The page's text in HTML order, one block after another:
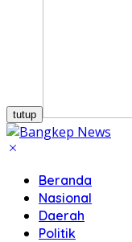
tutup
Beranda
Nasional
Daerah
Politik